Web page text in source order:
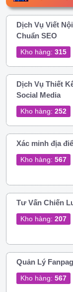
Dịch Vụ Viết
Chuẩn SEO
Kho hàng: 315
Dịch Vụ Thiết
Social Media
Kho hàng: 252
Xác minh địa
Kho hàng: 567
Tư Vấn Chiến
Kho hàng: 207
Quản Lý
Kho hàng: 567